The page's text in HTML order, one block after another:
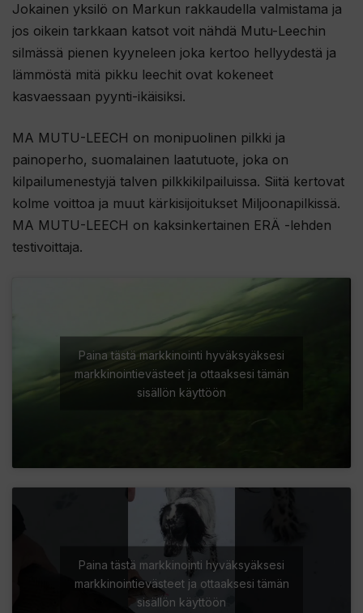
Jokainen yksilö on Markun rakkaudella valmistama ja
jos oikein tarkkaan katsot voit nähdä Mutu-Leechin
silmässä pienen kyyneleen joka kertoo hellyydestä ja
lämmöstä mitä pikku leechit ovat kokeneet
kasvaessaan pyynti-ikäisiksi.
MA MUTU-LEECH on monipuolinen pilkki ja
painoperho, suomalainen laatutuote, joka on
kilpailumenestyjä talven pilkkikilpailuissa. Siitä kertovat
kolme voittoa ja muut kärkisijoitukset Miljoonapilkissä.
MA MUTU-LEECH on kaksinkertainen ERÄ -lehden
testivoittaja.
Paina tästä markkinointi hyväksyäksesi
markkinointievästeet ja ottaaksesi tämän
sisällön käyttöön
Paina tästä markkinointi hyväksyäksesi
markkinointievästeet ja ottaaksesi tämän
sisällön käyttöön